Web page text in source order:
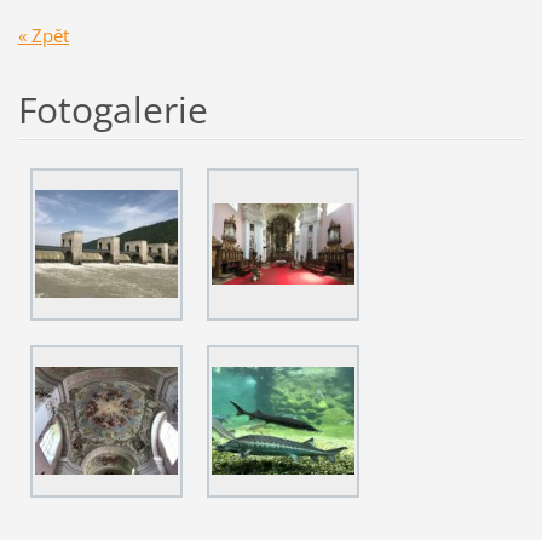
« Zpět
Fotogalerie